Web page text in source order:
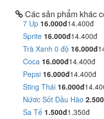
Các sản phẩm khác
7 Up 16.000đ14.400đ
Sprite 16.000đ14.400đ
Trà Xanh 0 độ 16.000đ
Coca 16.000đ14.400đ
Pepsi 16.000đ14.400đ
Sting Thái 16.000đ
Nứơc Sốt Dầu Hào
Sa Tế 1.500đ1.350đ